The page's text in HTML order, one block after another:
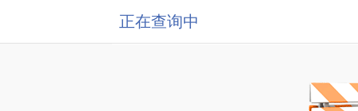
正在查询中